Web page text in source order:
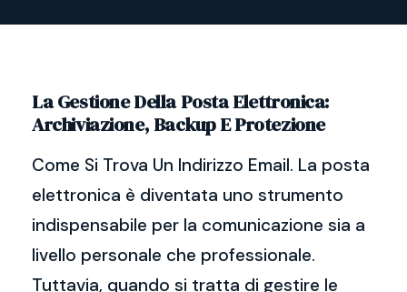
La Gestione Della Posta Elettronica:
Archiviazione, Backup E Protezione
Come Si Trova Un Indirizzo Email. La posta
elettronica è diventata uno strumento
indispensabile per la comunicazione sia a
livello personale che professionale.
Tuttavia, quando si tratta di gestire le